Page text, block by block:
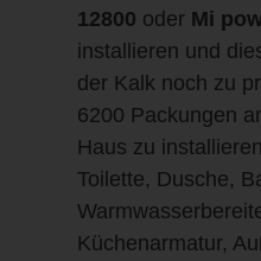
12800 oder Mi
installieren und
der Kalk noch zu
6200 Packungen
Haus zu
Toilette, Dusche,
Küchenarmatur,